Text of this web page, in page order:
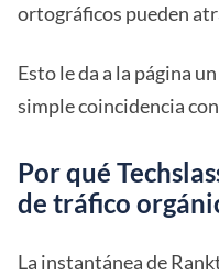
ortográficos pueden
Esto le da a la página
simple coincidencia
Por qué
de tráfico
La instantánea de